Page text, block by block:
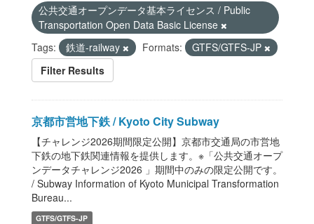
公共交通オープンデータ基本ライセンス / Public
Transportation Open Data Basic License
Tags:
鉄道-railway Formats:
GTFS/GTFS-JP
Filter Results
京都市営地下鉄 / Kyoto City Subway
【チャレンジ2026期間限定公開】京都市交通局の市営地
下鉄の地下鉄関連情報を提供します。※「公共交通オープ
ンデータチャレンジ2026 」期間中のみの限定公開です。
/ Subway Information of Kyoto Municipal Transformation
Bureau...
GTFS/GTFS-JP